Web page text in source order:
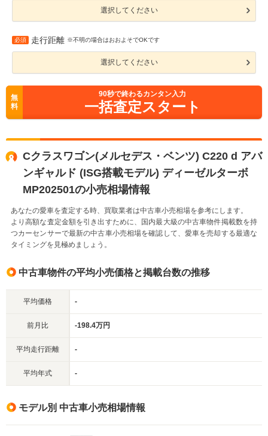
選択してください
必須 走行距離 ※不明の場合はおおよそでOKです
選択してください
無
料
90秒で終わるカンタン入力
一括査定スタート
Cクラスワゴン(メルセデス・ベンツ) C220 d アバ
ンギャルド (ISG搭載モデル) ディーゼルターボ
MP202501の小売相場情報
あなたの愛車を査定する時、買取業者は中古車小売相場を参考にします。
より高額な査定金額を引き出すために、国内最大級の中古車物件掲載数を持
つカーセンサーで最新の中古車小売相場を確認して、愛車を売却する最適な
タイミングを見極めましょう。
中古車物件の平均小売価格と掲載台数の推移
平均価格 -
前月比 -198.4万円
平均走行距離 -
平均年式 -
モデル別 中古車小売相場情報